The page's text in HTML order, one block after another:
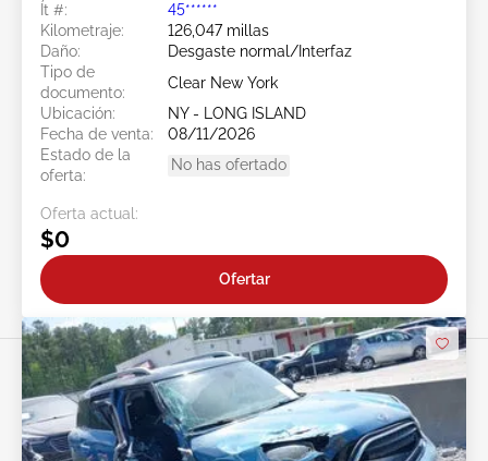
Ít #:
45******
Kilometraje:
126,047 millas
Daño:
Desgaste normal/Interfaz
Tipo de
documento:
Clear New York
Ubicación:
NY - LONG ISLAND
Fecha de venta:
08/11/2026
Estado de la
oferta:
No has ofertado
Oferta actual:
$0
Ofertar